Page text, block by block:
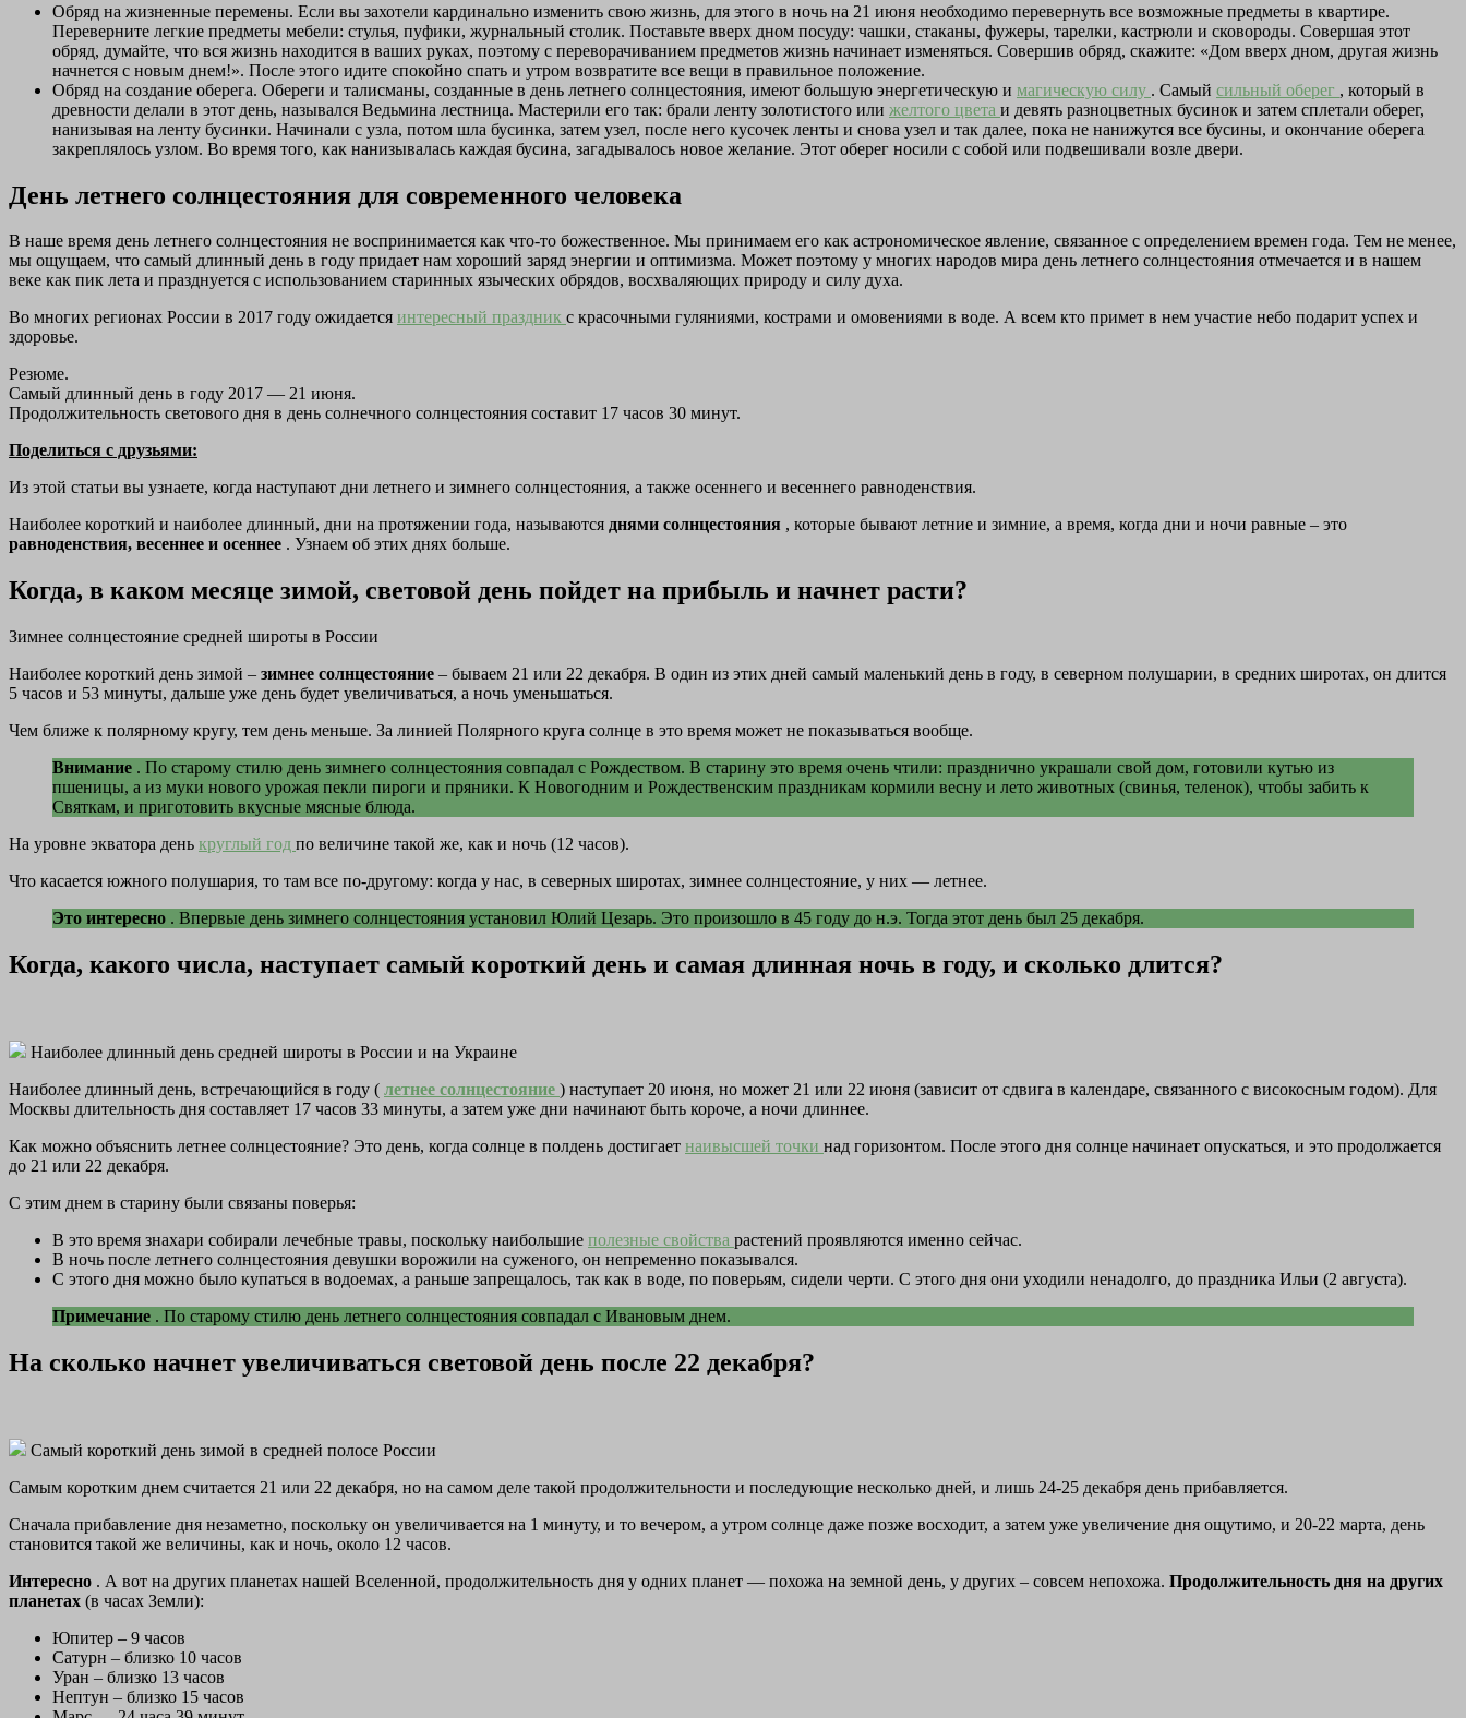
Обряд на жизненные перемены. Если вы захотели кардинально изменить свою жизнь, для этого в ночь на 21 июня необходимо перевернуть все возможные предметы в квартире.
Переверните легкие предметы мебели: стулья, пуфики, журнальный столик. Поставьте вверх дном посуду: чашки, стаканы, фужеры, тарелки, кастрюли и сковороды. Совершая этот
обряд, думайте, что вся жизнь находится в ваших руках, поэтому с переворачиванием предметов жизнь начинает изменяться. Совершив обряд, скажите: «Дом вверх дном, другая жизнь
начнется с новым днем!». После этого идите спокойно спать и утром возвратите все вещи в правильное положение.
Обряд на создание оберега. Обереги и талисманы, созданные в день летнего солнцестояния, имеют большую энергетическую и магическую силу . Самый сильный оберег , который в
древности делали в этот день, назывался Ведьмина лестница. Мастерили его так: брали ленту золотистого или желтого цвета и девять разноцветных бусинок и затем сплетали оберег,
нанизывая на ленту бусинки. Начинали с узла, потом шла бусинка, затем узел, после него кусочек ленты и снова узел и так далее, пока не нанижутся все бусины, и окончание оберега
закреплялось узлом. Во время того, как нанизывалась каждая бусина, загадывалось новое желание. Этот оберег носили с собой или подвешивали возле двери.
День летнего солнцестояния для современного человека
В наше время день летнего солнцестояния не воспринимается как что-то божественное. Мы принимаем его как астрономическое явление, связанное с определением времен года. Тем не менее,
мы ощущаем, что самый длинный день в году придает нам хороший заряд энергии и оптимизма. Может поэтому у многих народов мира день летнего солнцестояния отмечается и в нашем
веке как пик лета и празднуется с использованием старинных языческих обрядов, восхваляющих природу и силу духа.
Во многих регионах России в 2017 году ожидается интересный праздник с красочными гуляниями, кострами и омовениями в воде. А всем кто примет в нем участие небо подарит успех и
здоровье.
Резюме.
Самый длинный день в году 2017 — 21 июня.
Продолжительность светового дня в день солнечного солнцестояния составит 17 часов 30 минут.
Поделиться с друзьями:
Из этой статьи вы узнаете, когда наступают дни летнего и зимнего солнцестояния, а также осеннего и весеннего равноденствия.
Наиболее короткий и наиболее длинный, дни на протяжении года, называются днями солнцестояния , которые бывают летние и зимние, а время, когда дни и ночи равные – это
равноденствия, весеннее и осеннее . Узнаем об этих днях больше.
Когда, в каком месяце зимой, световой день пойдет на прибыль и начнет расти?
Зимнее солнцестояние средней широты в России
Наиболее короткий день зимой – зимнее солнцестояние – бываем 21 или 22 декабря. В один из этих дней самый маленький день в году, в северном полушарии, в средних широтах, он длится
5 часов и 53 минуты, дальше уже день будет увеличиваться, а ночь уменьшаться.
Чем ближе к полярному кругу, тем день меньше. За линией Полярного круга солнце в это время может не показываться вообще.
Внимание . По старому стилю день зимнего солнцестояния совпадал с Рождеством. В старину это время очень чтили: празднично украшали свой дом, готовили кутью из
пшеницы, а из муки нового урожая пекли пироги и пряники. К Новогодним и Рождественским праздникам кормили весну и лето животных (свинья, теленок), чтобы забить к
Святкам, и приготовить вкусные мясные блюда.
На уровне экватора день круглый год по величине такой же, как и ночь (12 часов).
Что касается южного полушария, то там все по-другому: когда у нас, в северных широтах, зимнее солнцестояние, у них — летнее.
Это интересно . Впервые день зимнего солнцестояния установил Юлий Цезарь. Это произошло в 45 году до н.э. Тогда этот день был 25 декабря.
Когда, какого числа, наступает самый короткий день и самая длинная ночь в году, и сколько длится?
Наиболее длинный день средней широты в России и на Украине
Наиболее длинный день, встречающийся в году ( летнее солнцестояние ) наступает 20 июня, но может 21 или 22 июня (зависит от сдвига в календаре, связанного с високосным годом). Для
Москвы длительность дня составляет 17 часов 33 минуты, а затем уже дни начинают быть короче, а ночи длиннее.
Как можно объяснить летнее солнцестояние? Это день, когда солнце в полдень достигает наивысшей точки над горизонтом. После этого дня солнце начинает опускаться, и это продолжается
до 21 или 22 декабря.
С этим днем в старину были связаны поверья:
В это время знахари собирали лечебные травы, поскольку наибольшие полезные свойства растений проявляются именно сейчас.
В ночь после летнего солнцестояния девушки ворожили на суженого, он непременно показывался.
С этого дня можно было купаться в водоемах, а раньше запрещалось, так как в воде, по поверьям, сидели черти. С этого дня они уходили ненадолго, до праздника Ильи (2 августа).
Примечание . По старому стилю день летнего солнцестояния совпадал с Ивановым днем.
На сколько начнет увеличиваться световой день после 22 декабря?
Самый короткий день зимой в средней полосе России
Самым коротким днем считается 21 или 22 декабря, но на самом деле такой продолжительности и последующие несколько дней, и лишь 24-25 декабря день прибавляется.
Сначала прибавление дня незаметно, поскольку он увеличивается на 1 минуту, и то вечером, а утром солнце даже позже восходит, а затем уже увеличение дня ощутимо, и 20-22 марта, день
становится такой же величины, как и ночь, около 12 часов.
Интересно . А вот на других планетах нашей Вселенной, продолжительность дня у одних планет — похожа на земной день, у других – совсем непохожа. Продолжительность дня на других
планетах (в часах Земли):
Юпитер – 9 часов
Сатурн – близко 10 часов
Уран – близко 13 часов
Нептун – близко 15 часов